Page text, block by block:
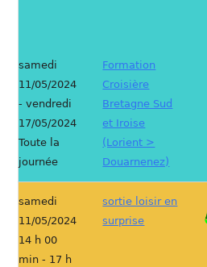
samedi
11/05/2024
- vendredi
17/05/2024
Toute la
journée
Formation
Croisière
Bretagne Sud
et Iroise
(Lorient >
Douarnenez)
samedi
11/05/2024
14 h 00
min - 17 h
sortie loisir en
surprise